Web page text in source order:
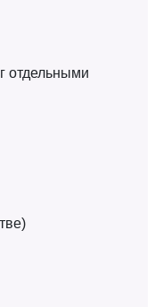
отдельными